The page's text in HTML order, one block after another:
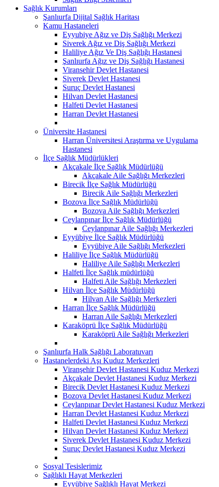
Sağlık Kurumları
Şanlıurfa Dijital Sağlık Haritası
Kamu Hastaneleri
Eyyubiye Ağız ve Diş Sağlığı Merkezi
Siverek Ağız ve Diş Sağlığı Merkezi
Haliliye Ağız Ve Diş Sağlığı Hastanesi
Şanlıurfa Ağız ve Diş Sağlığı Hastanesi
Viransehir Devlet Hastanesi
Siverek Devlet Hastanesi
Suruç Devlet Hastanesi
Hilvan Devlet Hastanesi
Halfeti Devlet Hastanesi
Harran Devlet Hastanesi
Üniversite Hastanesi
Harran Üniversitesi Araştırma ve Uygulama
Hastanesi
İlçe Sağlık Müdürlükleri
Akçakale İlçe Sağlık Müdürlüğü
Akçakale Aile Sağlığı Merkezleri
Birecik İlçe Sağlık Müdürlüğü
Birecik Aile Sağlığı Merkezleri
Bozova İlçe Sağlık Müdürlüğü
Bozova Aile Sağlığı Merkezleri
Ceylanpınar İlçe Sağlık Müdürlüğü
Ceylanpınar Aile Sağlığı Merkezleri
Eyyübiye İlçe Sağlık Müdürlüğü
Eyyübiye Aile Sağlığı Merkezleri
Haliliye İlçe Sağlık Müdürlüğü
Haliliye Aile Sağlığı Merkezleri
Halfeti İlçe Sağlık müdürlüğü
Halfeti Aile Sağlığı Merkezleri
Hilvan İlçe Sağlık Müdürlüğü
Hilvan Aile Sağlığı Merkezleri
Harran İlçe Sağlık Müdürlüğü
Harran Aile Sağlığı Merkezleri
Karaköprü İlçe Sağlık Müdürlüğü
Karaköprü Aile Sağlığı Merkezleri
Şanlıurfa Halk Sağlığı Laboratuvarı
Hastanelerdeki Aşı Kuduz Merkezleri
Viranşehir Devlet Hastanesi Kuduz Merkezi
Akçakale Devlet Hastanesi Kuduz Merkezi
Birecik Devlet Hastanesi Kuduz Merkezi
Bozova Devlet Hastanesi Kuduz Merkezi
Ceylanpınar Devlet Hastanesi Kuduz Merkezi
Harran Devlet Hastanesi Kuduz Merkezi
Halfeti Devlet Hastanesi Kuduz Merkezi
Hilvan Devlet Hastanesi Kuduz Merkezi
Siverek Devlet Hastanesi Kuduz Merkezi
Suruç Devlet Hastanesi Kuduz Merkezi
Sosyal Tesislerimiz
Sağlıklı Hayat Merkezleri
Eyyübiye Sağlıklı Hayat Merkezi